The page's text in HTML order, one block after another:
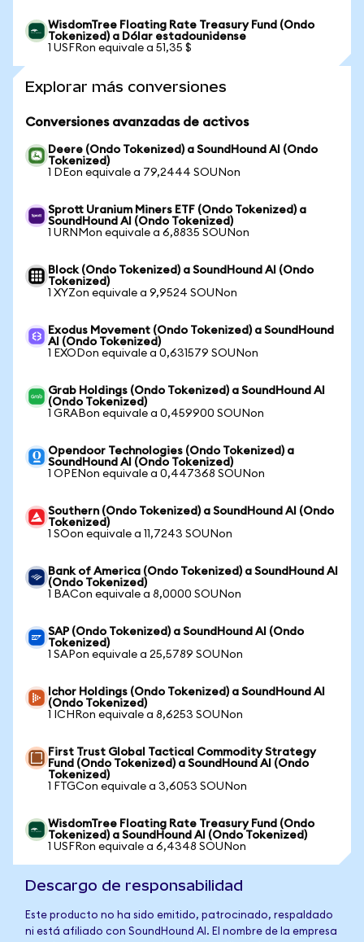
WisdomTree Floating Rate Treasury Fund (Ondo
Tokenized) a Dólar estadounidense
1 USFRon equivale a 51,35 $
Explorar más conversiones
Conversiones avanzadas de activos
Deere (Ondo Tokenized) a SoundHound AI (Ondo
Tokenized)
1 DEon equivale a 79,2444 SOUNon
Sprott Uranium Miners ETF (Ondo Tokenized) a
SoundHound AI (Ondo Tokenized)
1 URNMon equivale a 6,8835 SOUNon
Block (Ondo Tokenized) a SoundHound AI (Ondo
Tokenized)
1 XYZon equivale a 9,9524 SOUNon
Exodus Movement (Ondo Tokenized) a SoundHound
AI (Ondo Tokenized)
1 EXODon equivale a 0,631579 SOUNon
Grab Holdings (Ondo Tokenized) a SoundHound AI
(Ondo Tokenized)
1 GRABon equivale a 0,459900 SOUNon
Opendoor Technologies (Ondo Tokenized) a
SoundHound AI (Ondo Tokenized)
1 OPENon equivale a 0,447368 SOUNon
Southern (Ondo Tokenized) a SoundHound AI (Ondo
Tokenized)
1 SOon equivale a 11,7243 SOUNon
Bank of America (Ondo Tokenized) a SoundHound AI
(Ondo Tokenized)
1 BACon equivale a 8,0000 SOUNon
SAP (Ondo Tokenized) a SoundHound AI (Ondo
Tokenized)
1 SAPon equivale a 25,5789 SOUNon
Ichor Holdings (Ondo Tokenized) a SoundHound AI
(Ondo Tokenized)
1 ICHRon equivale a 8,6253 SOUNon
First Trust Global Tactical Commodity Strategy
Fund (Ondo Tokenized) a SoundHound AI (Ondo
Tokenized)
1 FTGCon equivale a 3,6053 SOUNon
WisdomTree Floating Rate Treasury Fund (Ondo
Tokenized) a SoundHound AI (Ondo Tokenized)
1 USFRon equivale a 6,4348 SOUNon
Descargo de responsabilidad
Este producto no ha sido emitido, patrocinado, respaldado
ni está afiliado con SoundHound AI. El nombre de la empresa